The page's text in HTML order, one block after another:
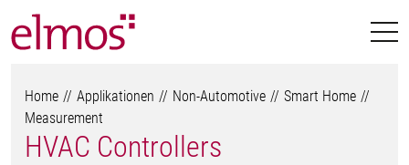
Home Applikationen Non-Automotive
Smart Home
Measurement
HVAC Controllers